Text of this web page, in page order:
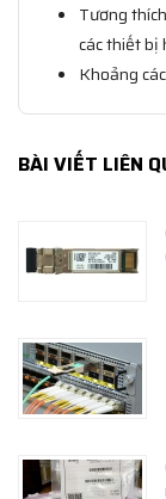
Tương
các thiết bị
Khoảng
BÀI VIẾT LIÊN